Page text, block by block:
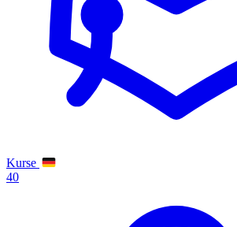
Kurse
40